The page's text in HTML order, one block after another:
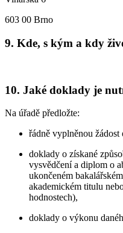
603 00 Brno
9. Kde, s kým a kdy
10. Jaké doklady je
Na úřadě předložte:
řádně vyplněnou
doklady o získané
vysvědčení a diplom o
ukončeném
akademickém titulu
hodnostech),
doklady o výkonu